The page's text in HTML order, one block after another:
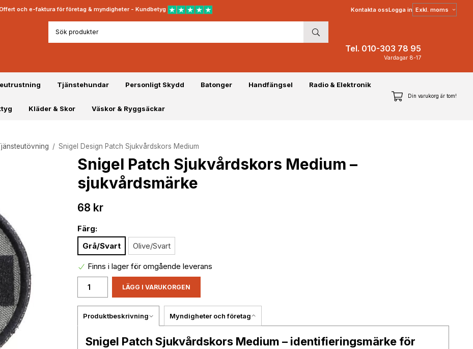
och e-faktura för företag & myndigheter - Kundbetyg Kontakta ossLogga in Välj
moms
Tel. 010-303 78 95
Vardagar 8-17
Tjänstehundar Personligt Skydd Batonger Handfängsel Radio & Elektronik
Kläder & Skor Väskor & Ryggsäckar
Din varukorg är tom!
/ Snigel Design Patch Sjukvårdskors Medium
Snigel Patch Sjukvårdskors Medium –
sjukvårdsmärke
68 kr
Färg:
Grå/Svart
Olive/Svart
Finns i lager för omgående leverans
LÄGG I VARUKORGEN
Produktbeskrivning Myndigheter och företag
Snigel Patch Sjukvårdskors Medium – identifieringsmärke för